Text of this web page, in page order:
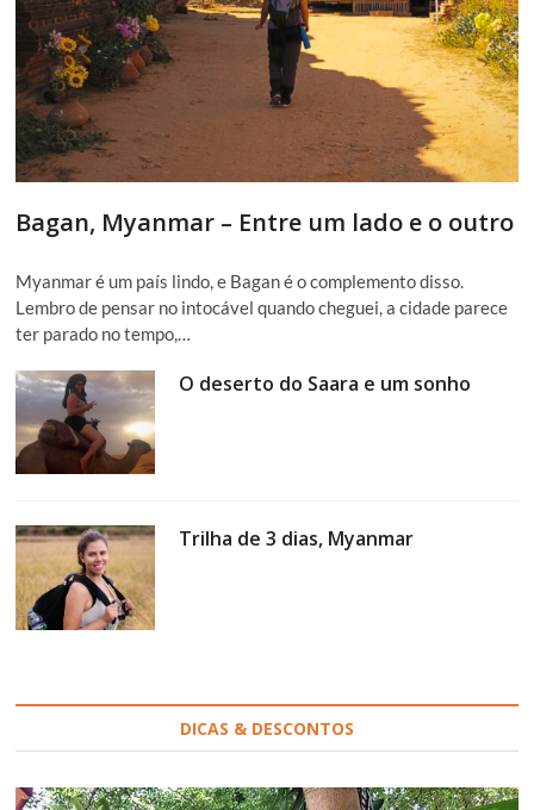
Bagan, Myanmar – Entre um lado e o outro
Myanmar é um país lindo, e Bagan é o complemento disso.
Lembro de pensar no intocável quando cheguei, a cidade parece
ter parado no tempo,…
O deserto do Saara e um sonho
Trilha de 3 dias, Myanmar
DICAS & DESCONTOS